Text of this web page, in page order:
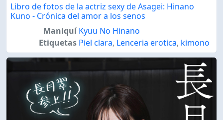
Libro de fotos de la actriz sexy de Asagei: Hinano
Kuno - Crónica del amor a los senos
Maniquí Kyuu No Hinano
Etiquetas Piel clara, Lenceria erotica, kimono